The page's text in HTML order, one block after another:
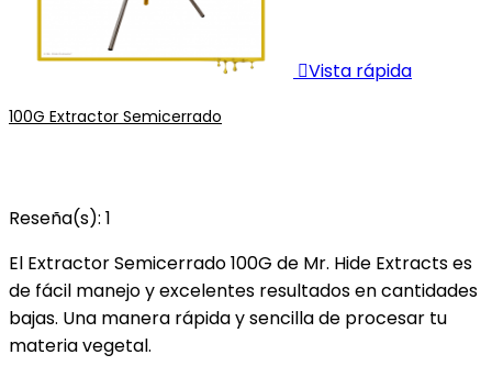
Vista rápida
100G Extractor Semicerrado
Reseña(s): 1
El Extractor Semicerrado 100G de Mr. Hide Extracts es
de fácil manejo y excelentes resultados en cantidades
bajas. Una manera rápida y sencilla de procesar tu
materia vegetal.